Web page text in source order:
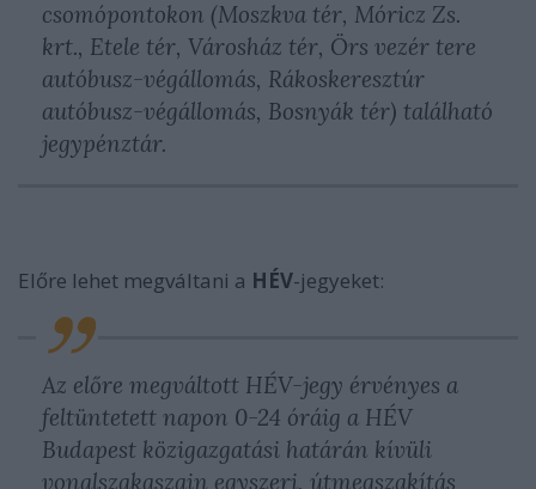
csomópontokon (Moszkva tér, Móricz Zs.
krt., Etele tér, Városház tér, Örs vezér tere
autóbusz-végállomás, Rákoskeresztúr
autóbusz-végállomás, Bosnyák tér) található
jegypénztár.
Előre lehet megváltani a HÉV-jegyeket:
Az előre megváltott HÉV-jegy érvényes a
feltüntetett napon 0-24 óráig a HÉV
Budapest közigazgatási határán kívüli
vonalszakaszain egyszeri, útmegszakítás